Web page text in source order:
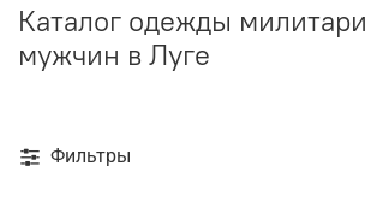
Каталог одежды
мужчин в Луге
Фильтры